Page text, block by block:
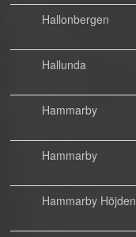
Hallonbergen
Hallunda
Hammarby
Hammarby
Hammarby Höjden